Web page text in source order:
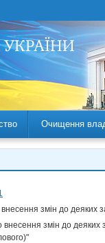
Очищення
змін до деяких
внесення змін до деяких